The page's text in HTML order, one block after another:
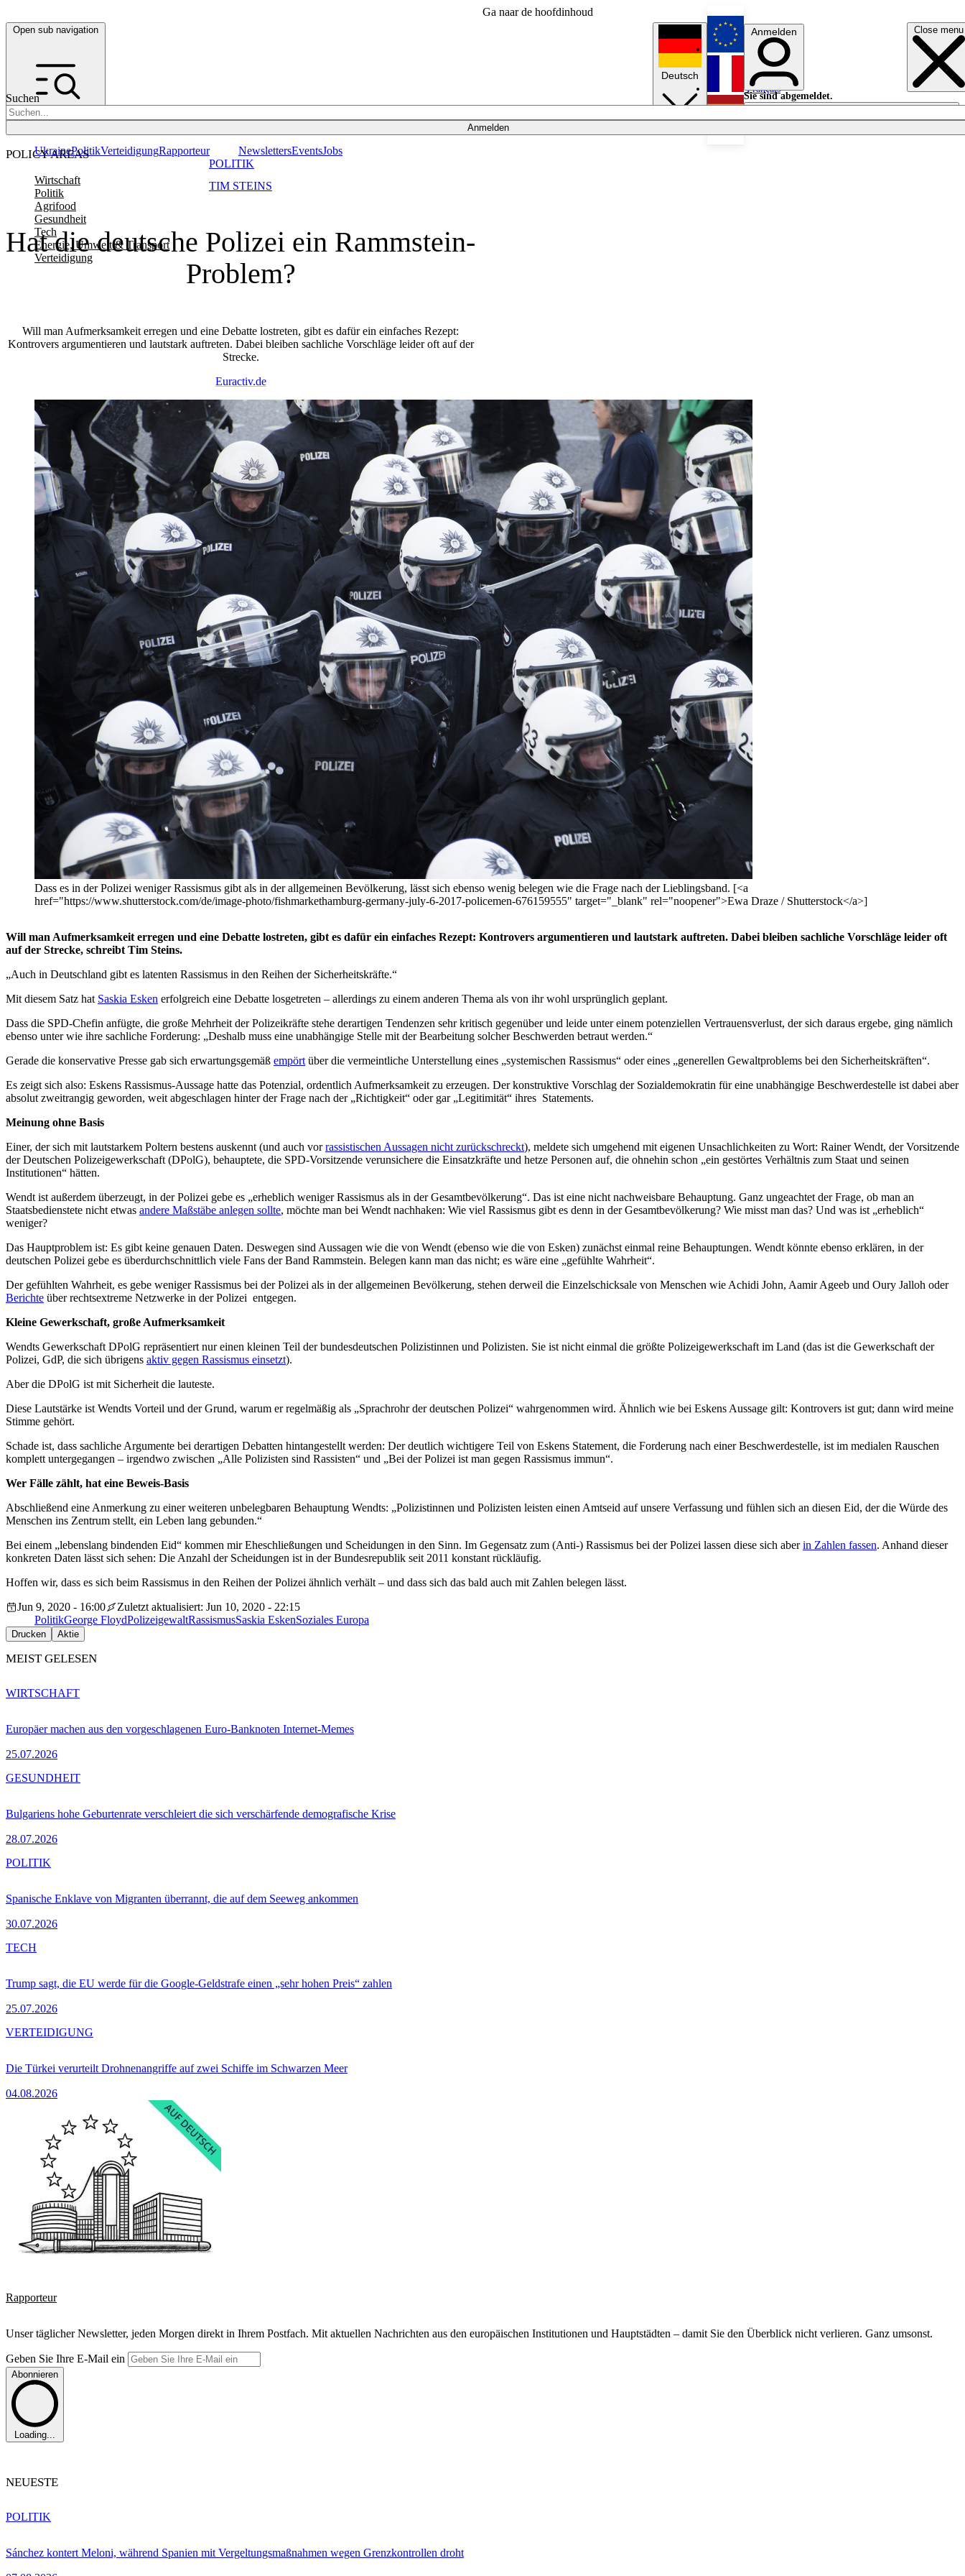
Ga naar de hoofdinhoud
Open sub navigation Close menu
Suchen
Anmelden
POLICY AREAS
Wirtschaft
Politik
Agrifood
Gesundheit
Tech
Energie, Umwelt & Transport
Verteidigung
UkrainePolitikVerteidigungRapporteur NewslettersEventsJobs
Deutsch
English
Français
Anmelden
Sie sind abgemeldet.
Anmelden
Licht aus
Hat die deutsche Polizei ein Rammstein-
Problem?
Will man Aufmerksamkeit erregen und eine Debatte lostreten, gibt es dafür ein einfaches Rezept:
Kontrovers argumentieren und lautstark auftreten. Dabei bleiben sachliche Vorschläge leider oft auf der
Strecke.
TIM STEINS
POLITIK
Euractiv.de
Dass es in der Polizei weniger Rassismus gibt als in der allgemeinen Bevölkerung, lässt sich ebenso wenig belegen wie die Frage nach der Lieblingsband. [<a
href="https://www.shutterstock.com/de/image-photo/fishmarkethamburg-germany-july-6-2017-policemen-676159555" target="_blank" rel="noopener">Ewa Draze / Shutterstock</a>]
Will man Aufmerksamkeit erregen und eine Debatte lostreten, gibt es dafür ein einfaches Rezept: Kontrovers argumentieren und lautstark auftreten. Dabei bleiben sachliche Vorschläge leider oft
auf der Strecke, schreibt Tim Steins.
„Auch in Deutschland gibt es latenten Rassismus in den Reihen der Sicherheitskräfte.“
Mit diesem Satz hat Saskia Esken erfolgreich eine Debatte losgetreten – allerdings zu einem anderen Thema als von ihr wohl ursprünglich geplant.
Dass die SPD-Chefin anfügte, die große Mehrheit der Polizeikräfte stehe derartigen Tendenzen sehr kritisch gegenüber und leide unter einem potenziellen Vertrauensverlust, der sich daraus ergebe, ging nämlich
ebenso unter wie ihre sachliche Forderung: „Deshalb muss eine unabhängige Stelle mit der Bearbeitung solcher Beschwerden betraut werden.“
Gerade die konservative Presse gab sich erwartungsgemäß empört über die vermeintliche Unterstellung eines „systemischen Rassismus“ oder eines „generellen Gewaltproblems bei den Sicherheitskräften“.
Es zeigt sich also: Eskens Rassismus-Aussage hatte das Potenzial, ordentlich Aufmerksamkeit zu erzeugen. Der konstruktive Vorschlag der Sozialdemokratin für eine unabhängige Beschwerdestelle ist dabei aber
absolut zweitrangig geworden, weit abgeschlagen hinter der Frage nach der „Richtigkeit“ oder gar „Legitimität“ ihres Statements.
Meinung ohne Basis
Einer, der sich mit lautstarkem Poltern bestens auskennt (und auch vorrassistischen Aussagen nicht zurückschreckt), meldete sich umgehend mit eigenen Unsachlichkeiten zu Wort: Rainer Wendt, der Vorsitzende
der Deutschen Polizeigewerkschaft (DPolG), behauptete, die SPD-Vorsitzende verunsichere die Einsatzkräfte und hetze Personen auf, die ohnehin schon „ein gestörtes Verhältnis zum Staat und seinen
Institutionen“ hätten.
Wendt ist außerdem überzeugt, in der Polizei gebe es „erheblich weniger Rassismus als in der Gesamtbevölkerung“. Das ist eine nicht nachweisbare Behauptung. Ganz ungeachtet der Frage, ob man an
Staatsbedienstete nicht etwas andere Maßstäbe anlegen sollte, möchte man bei Wendt nachhaken: Wie viel Rassismus gibt es denn in der Gesamtbevölkerung? Wie misst man das? Und was ist „erheblich“
weniger?
Das Hauptproblem ist: Es gibt keine genauen Daten. Deswegen sind Aussagen wie die von Wendt (ebenso wie die von Esken) zunächst einmal reine Behauptungen. Wendt könnte ebenso erklären, in der
deutschen Polizei gebe es überdurchschnittlich viele Fans der Band Rammstein. Belegen kann man das nicht; es wäre eine „gefühlte Wahrheit“.
Der gefühlten Wahrheit, es gebe weniger Rassismus bei der Polizei als in der allgemeinen Bevölkerung, stehen derweil die Einzelschicksale von Menschen wie Achidi John, Aamir Ageeb und Oury Jalloh oder
Berichte über rechtsextreme Netzwerke in der Polizei entgegen.
Kleine Gewerkschaft, große Aufmerksamkeit
Wendts Gewerkschaft DPolG repräsentiert nur einen kleinen Teil der bundesdeutschen Polizistinnen und Polizisten. Sie ist nicht einmal die größte Polizeigewerkschaft im Land (das ist die Gewerkschaft der
Polizei, GdP, die sich übrigens aktiv gegen Rassismus einsetzt).
Aber die DPolG ist mit Sicherheit die lauteste.
Diese Lautstärke ist Wendts Vorteil und der Grund, warum er regelmäßig als „Sprachrohr der deutschen Polizei“ wahrgenommen wird. Ähnlich wie bei Eskens Aussage gilt: Kontrovers ist gut; dann wird meine
Stimme gehört.
Schade ist, dass sachliche Argumente bei derartigen Debatten hintangestellt werden: Der deutlich wichtigere Teil von Eskens Statement, die Forderung nach einer Beschwerdestelle, ist im medialen Rauschen
komplett untergegangen – irgendwo zwischen „Alle Polizisten sind Rassisten“ und „Bei der Polizei ist man gegen Rassismus immun“.
Wer Fälle zählt, hat eine Beweis-Basis
Abschließend eine Anmerkung zu einer weiteren unbelegbaren Behauptung Wendts: „Polizistinnen und Polizisten leisten einen Amtseid auf unsere Verfassung und fühlen sich an diesen Eid, der die Würde des
Menschen ins Zentrum stellt, ein Leben lang gebunden.“
Bei einem „lebenslang bindenden Eid“ kommen mir Eheschließungen und Scheidungen in den Sinn. Im Gegensatz zum (Anti-) Rassismus bei der Polizei lassen diese sich aberin Zahlen fassen. Anhand dieser
konkreten Daten lässt sich sehen: Die Anzahl der Scheidungen ist in der Bundesrepublik seit 2011 konstant rückläufig.
Hoffen wir, dass es sich beim Rassismus in den Reihen der Polizei ähnlich verhält – und dass sich das bald auch mit Zahlen belegen lässt.
Jun 9, 2020 - 16:00
Zuletzt aktualisiert: Jun 10, 2020 - 22:15
PolitikGeorge FloydPolizeigewaltRassismusSaskia EskenSoziales Europa
Drucken Aktie
MEIST GELESEN
Europäer machen aus den vorgeschlagenen Euro-Banknoten Internet-Memes
25.07.2026
WIRTSCHAFT
Bulgariens hohe Geburtenrate verschleiert die sich verschärfende demografische Krise
28.07.2026
GESUNDHEIT
Spanische Enklave von Migranten überrannt, die auf dem Seeweg ankommen
30.07.2026
POLITIK
Trump sagt, die EU werde für die Google-Geldstrafe einen „sehr hohen Preis“ zahlen
25.07.2026
TECH
Die Türkei verurteilt Drohnenangriffe auf zwei Schiffe im Schwarzen Meer
04.08.2026
VERTEIDIGUNG
Rapporteur
Unser täglicher Newsletter, jeden Morgen direkt in Ihrem Postfach. Mit aktuellen Nachrichten aus den europäischen Institutionen und Hauptstädten – damit Sie den Überblick nicht verlieren. Ganz umsonst.
Geben Sie Ihre E-Mail ein
Abonnieren
Loading...
NEUESTE
Sánchez kontert Meloni, während Spanien mit Vergeltungsmaßnahmen wegen Grenzkontrollen droht
POLITIK